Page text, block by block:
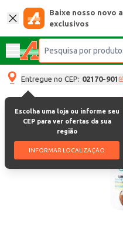
Baixe nosso novo
exclusivos
Entregue no CEP: 02170-901
Escolha uma loja ou informe seu
CEP para ver ofertas da sua
região
INFORMAR LOCALIZAÇÃO